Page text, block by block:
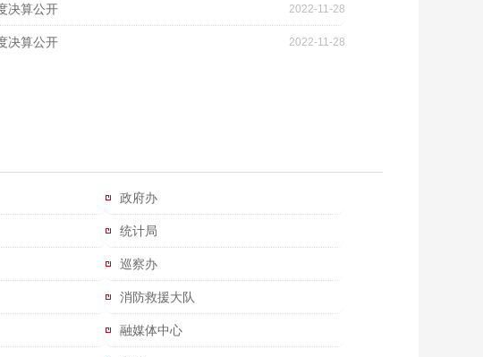
决算公开 2022-11-28
决算公开 2022-11-28
政府办
统计局
巡察办
消防救援大队
融媒体中心